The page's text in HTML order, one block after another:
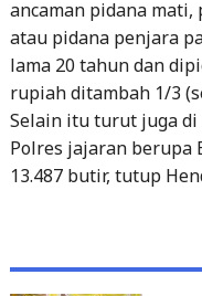
ancaman pidana
atau pidana penjara
lama 20 tahun dan
rupiah ditambah 1/3
Selain itu turut juga
Polres jajaran berupa
13.487 butir, tutup